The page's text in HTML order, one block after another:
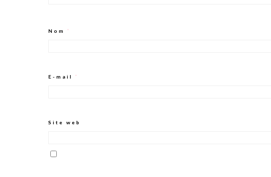
Nom *
E-mail *
Site web